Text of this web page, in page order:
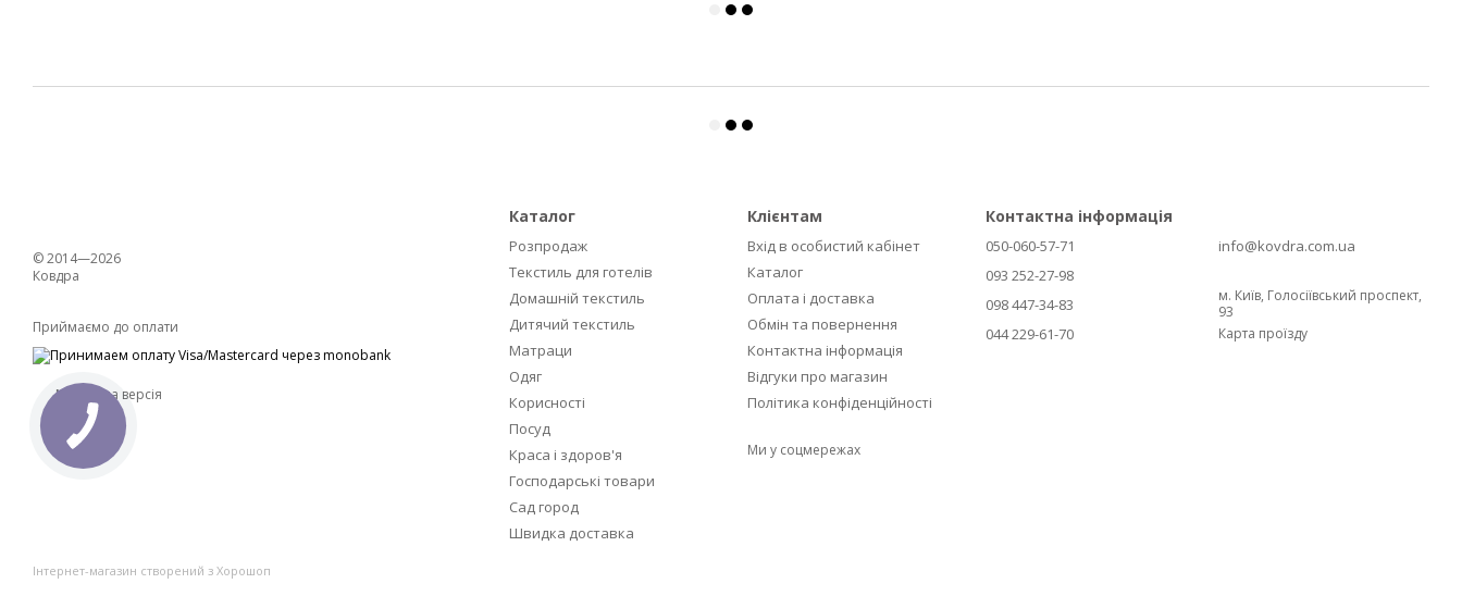
© 2014—2026
Ковдра
Приймаємо до оплати
Мобільна версія
Інтернет-магазин створений з Хорошоп
Каталог
Розпродаж
Текстиль для готелів
Домашній текстиль
Дитячий текстиль
Матраци
Одяг
Корисності
Посуд
Краса і здоров'я
Господарські товари
Сад город
Швидка доставка
Клієнтам
Вхід в особистий кабінет
Каталог
Оплата і доставка
Обмін та повернення
Контактна інформація
Відгуки про магазин
Політика конфіденційності
Ми у соцмережах
Контактна інформація
050-060-57-71
093 252-27-98
098 447-34-83
044 229-61-70
info@kovdra.com.ua
м. Київ, Голосіївський проспект,
93
Карта проїзду